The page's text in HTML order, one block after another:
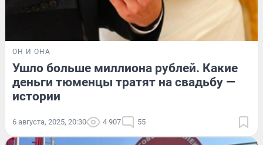
ОН И ОНА
Ушло больше миллиона рублей. Какие
деньги тюменцы тратят на свадьбу —
истории
6 августа, 2025, 20:30 4 907 55